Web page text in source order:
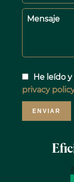
Mensaje
He leído
privacy
ENVIAR